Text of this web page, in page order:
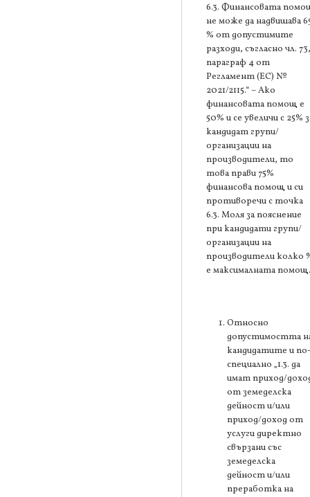
6.3. Финансовата
не може да надвишава
% от допустимите
разходи, съгласно чл. 73,
параграф 4 от
Регламент (ЕС) №
2021/2115.“ – Ако
финансовата помощ е
50% и се увеличи с 25%
кандидат групи/
организации на
производители, то
това прави 75%
финансова помощ и си
противоречи с точка
6.3. Моля за пояснение
при кандидати групи/
организации на
производители колко
е максималната помощ.
Относно
допустимостта
кандидатите и по-
специално „1.3. да
имат приход/
от земеделска
дейност и/или
приход/доход от
услуги директно
свързани със
земеделска
дейност и/или
преработка на